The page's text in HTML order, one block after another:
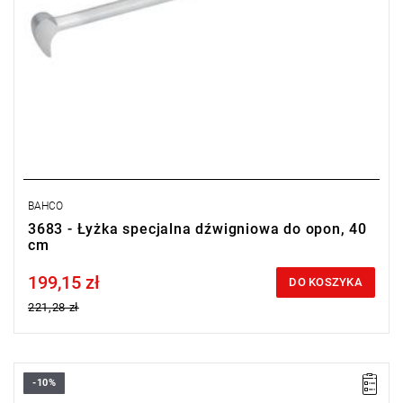
BAHCO
3683 - Łyżka specjalna dźwigniowa do opon, 40
cm
Price tax included
199,15 zł
221,28 zł
DO KOSZYKA
• Długość: 400 mm
-10%